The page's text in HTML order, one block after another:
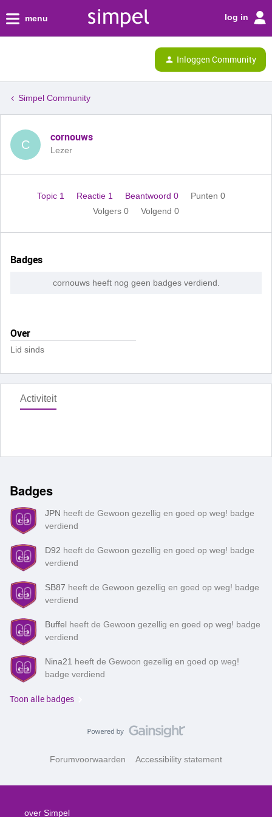
menu log in
Inloggen Community
Simpel Community
C
cornouws
Lezer
Topic 1 Reactie 1 Beantwoord 0
Punten 0
Volgers 0 Volgend 0
Badges
cornouws heeft nog geen badges verdiend.
Over
Lid sinds
Activiteit
Badges
JPN heeft de Gewoon gezellig en goed op weg! badge
verdiend
D92 heeft de Gewoon gezellig en goed op weg! badge
verdiend
SB87 heeft de Gewoon gezellig en goed op weg! badge
verdiend
Buffel heeft de Gewoon gezellig en goed op weg! badge
verdiend
Nina21 heeft de Gewoon gezellig en goed op weg!
badge verdiend
Toon alle badges
Forumvoorwaarden Accessibility statement
over Simpel